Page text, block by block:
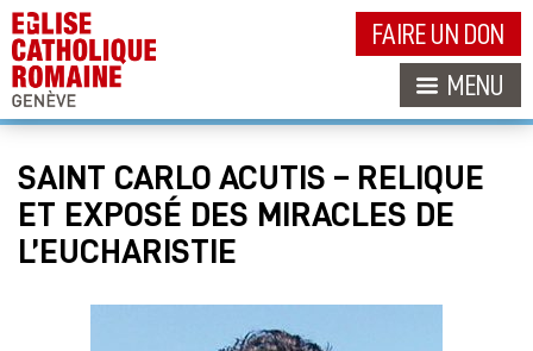
FAIRE UN DON
MENU
SAINT CARLO ACUTIS – RELIQUE
ET EXPOSÉ DES MIRACLES DE
L’EUCHARISTIE